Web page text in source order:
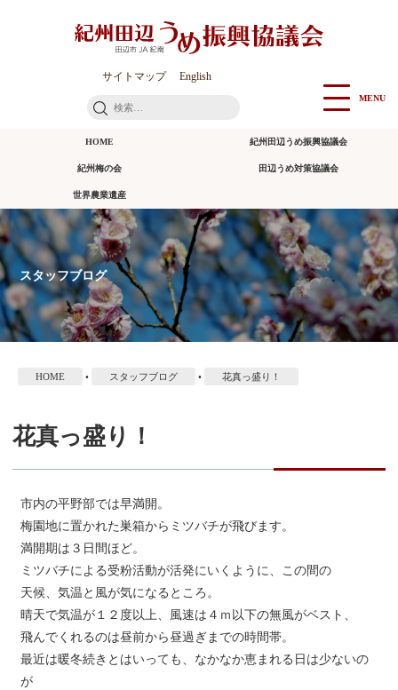
サイトマップ English
検
MENU
HOME 紀州田辺うめ振興協議会
紀州梅の会 田辺うめ対策協議会
世界農業遺産
スタッフブログ
HOME • スタッフブログ • 花真っ盛り！
花真っ盛り！
市内の平野部では早満開。
梅園地に置かれた巣箱からミツバチが飛びます。
満開期は３日間ほど。
ミツバチによる受粉活動が活発にいくように、この間の
天候、気温と風が気になるところ。
晴天で気温が１２度以上、風速は４ｍ以下の無風がベスト、
飛んでくれるのは昼前から昼過ぎまでの時間帯。
最近は暖冬続きとはいっても、なかなか恵まれる日は少ないの
が